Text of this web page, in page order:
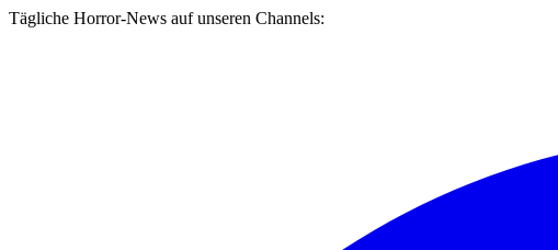
Tägliche Horror-News auf unseren Channels: